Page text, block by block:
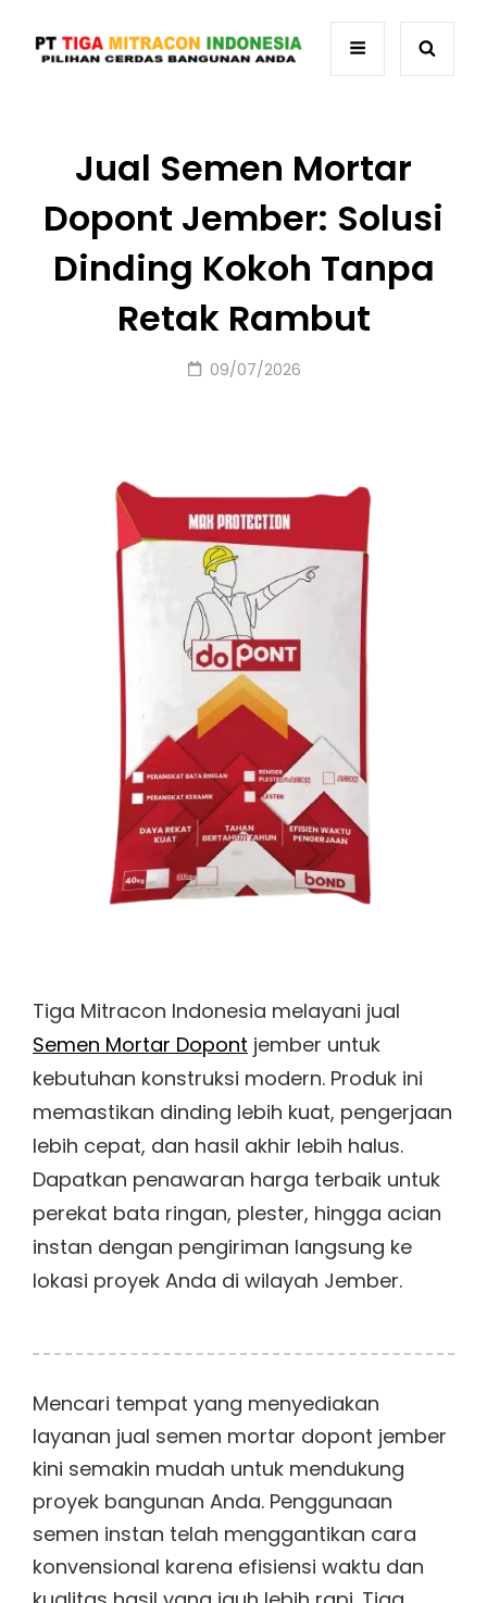
Jual Semen Mortar
Dopont Jember: Solusi
Dinding Kokoh Tanpa
Retak Rambut
Posted
09/07/2026
Tiga Mitracon Indonesia melayani jual
Semen Mortar Dopont jember untuk
kebutuhan konstruksi modern. Produk ini
memastikan dinding lebih kuat, pengerjaan
lebih cepat, dan hasil akhir lebih halus.
Dapatkan penawaran harga terbaik untuk
perekat bata ringan, plester, hingga acian
instan dengan pengiriman langsung ke
lokasi proyek Anda di wilayah Jember.
Mencari tempat yang menyediakan
layanan jual semen mortar dopont jember
kini semakin mudah untuk mendukung
proyek bangunan Anda. Penggunaan
semen instan telah menggantikan cara
konvensional karena efisiensi waktu dan